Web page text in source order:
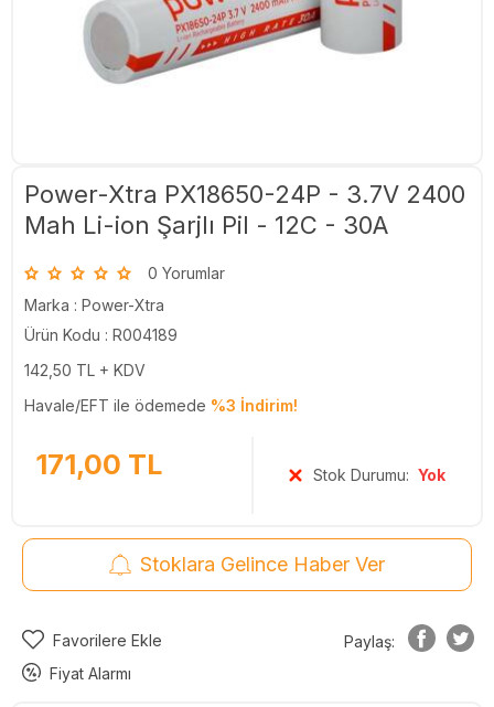
Power-Xtra PX18650-24P - 3.7V 2400
Mah Li-ion Şarjlı Pil - 12C - 30A
0 Yorumlar
Marka : Power-Xtra
Ürün Kodu : R004189
142,50 TL + KDV
Havale/EFT ile ödemede %3 İndirim!
171,00 TL Stok Durumu:Yok
Stoklara Gelince Haber Ver
Favorilere Ekle
Fiyat Alarmı
Paylaş: